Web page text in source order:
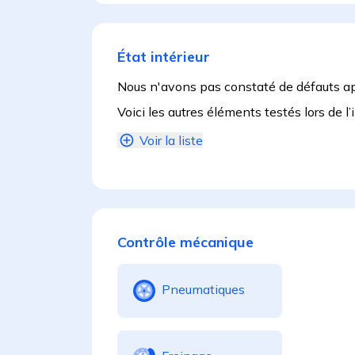
État intérieur
Nous n'avons pas constaté de défauts
Voici les autres éléments testés lors de
Voir la liste
Contrôle mécanique
Pneumatiques